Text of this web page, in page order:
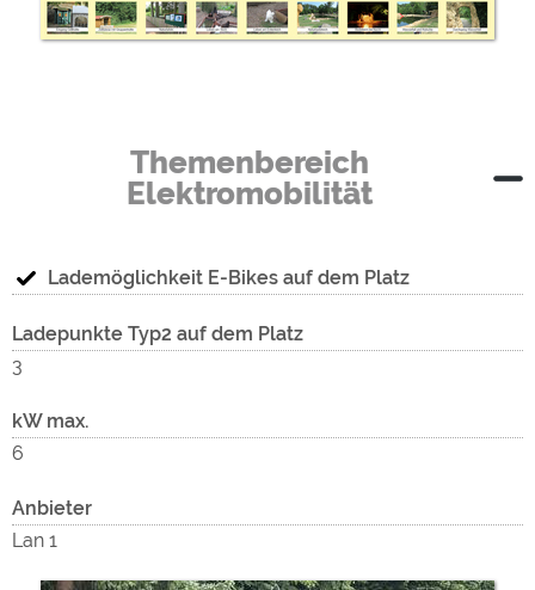
Themenbereich
Elektromobilität
Lademöglichkeit E-Bikes auf dem Platz
Ladepunkte Typ2 auf dem Platz
3
kW max.
6
Anbieter
Lan 1